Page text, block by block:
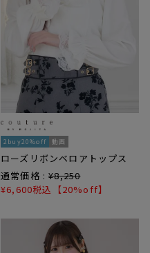
2buy20%off 動画
ローズリボンベロアトップス
通常価格 : ¥8,250
¥6,600税込 【20%off】